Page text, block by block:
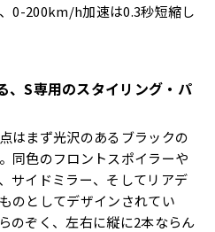
0-200km/h加速は0.3秒短縮し
、S専用のスタイリング・パ
はまず光沢のあるブラックの
同色のフロントスポイラーや
サイドミラー、そしてリアデ
のとしてデザインされてい
のぞく、左右に縦に2本ならん